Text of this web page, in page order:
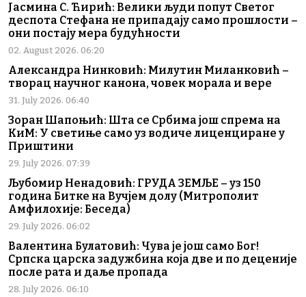
Јасмина С. Ћирић: Велики људи попут Светог
деспота Стефана не припадају само прошлости –
они постају мера будућности
02. August 2026. 06:20
Александра Нинковић: Милутин Миланковић –
творац научног канона, човек морала и вере
31. July 2026. 06:40
Зоран Шапоњић: Шта се Србима још спрема на
КиМ: У светиње само уз водиче лиценциране у
Приштини
29. July 2026. 07:39
Љубомир Ненадовић: ГРУДА ЗЕМЉЕ – уз 150
година Битке на Вучјем долу (Митрополит
Амфилохије: Беседа)
29. July 2026. 06:02
Валентина Булатовић: Чува је још само Бог!
Српска царска задужбина која две и по деценије
после рата и даље пропада
28. July 2026. 06:10